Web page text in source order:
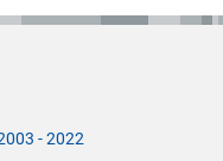
- 2022